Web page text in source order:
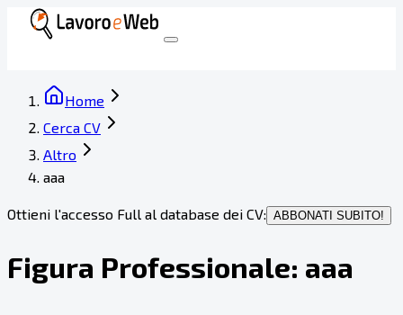
Home
Cerca CV
Altro
aaa
Ottieni l'accesso Full al database dei CV: ABBONATI SUBITO!
Figura Professionale: aaa